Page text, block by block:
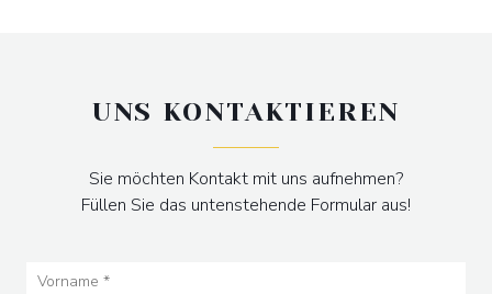
UNS KONTAKTIEREN
Sie möchten Kontakt mit uns aufnehmen?
Füllen Sie das untenstehende Formular aus!